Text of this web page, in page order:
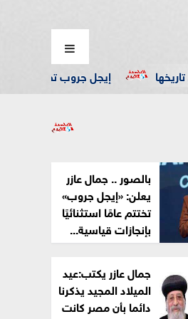
إيجل جروب تطلق وحدات إدارية
بالصور .. جمال عازر
يعلن: «إيجل جروب»
تختتم عامًا استثنائيًا
بإنجازات قياسية...
جمال عازر يكتب:عيد
الميلاد المجيد يذكرنا
دائما بأن مصر كانت